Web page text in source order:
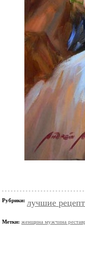
Рубрики: лучшие
Метки: женщина мужчина